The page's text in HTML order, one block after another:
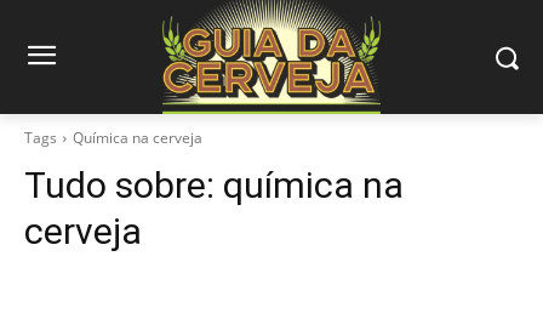
Tags Química na cerveja
Tudo sobre: química na
cerveja